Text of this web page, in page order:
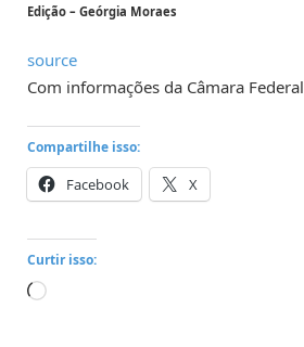
Edição – Geórgia Moraes
source
Com informações da Câmara Federal
Compartilhe isso:
Facebook X
Curtir isso:
Carregando...